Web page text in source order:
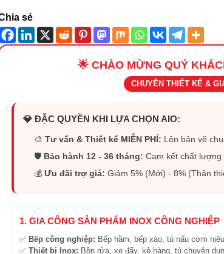
sẻ
🌟 CHÀO MỪNG QUÝ
CHUYÊN THIẾT KẾ &
💎 ĐẶC QUYỀN KHI LỰA CHỌN AIO:
🎨Tư vấn & Thiết kế MIỄN PHÍ: Lên bản vẽ
🛡️ Bảo hành 12 - 36 tháng: Cam kết chất lượng
💰Ưu đãi trợ giá: Giảm 5% (Mới) - 8% (Thân
1. GIA CÔNG SẢN PHẨM INOX CÔNG NGHIỆP
✅ Bếp công nghiệp: Bếp hầm, bếp xào, tủ nấu cơm
✅ Thiết bị Inox: Bồn rửa, xe đẩy, kệ hàng, tủ chuyên